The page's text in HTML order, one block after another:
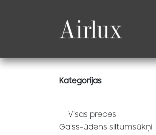
Kategorijas
Visas preces
Gaiss-ūdens siltumsūkņi